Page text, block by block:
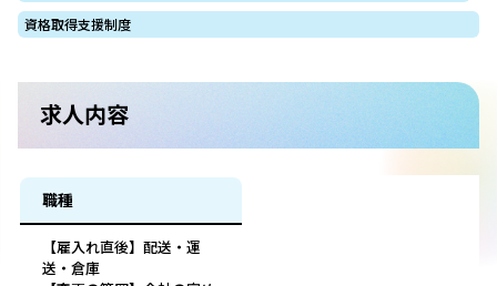
資格取得支援制度
求人内容
職種
【雇入れ直後】配送・運
送・倉庫